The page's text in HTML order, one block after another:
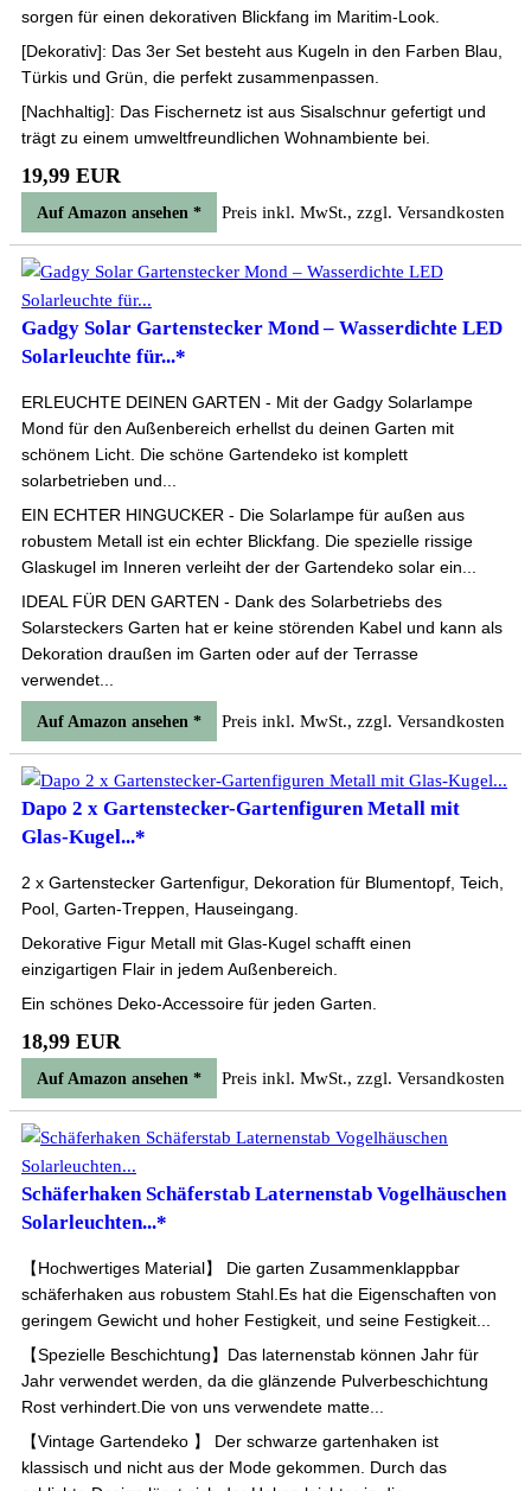
sorgen für einen dekorativen Blickfang im Maritim-Look.
[Dekorativ]: Das 3er Set besteht aus Kugeln in den Farben Blau,
Türkis und Grün, die perfekt zusammenpassen.
[Nachhaltig]: Das Fischernetz ist aus Sisalschnur gefertigt und
trägt zu einem umweltfreundlichen Wohnambiente bei.
19,99 EUR
Auf Amazon ansehen * Preis inkl. MwSt., zzgl. Versandkosten
Gadgy Solar Gartenstecker Mond – Wasserdichte LED
Solarleuchte für...*
ERLEUCHTE DEINEN GARTEN - Mit der Gadgy Solarlampe
Mond für den Außenbereich erhellst du deinen Garten mit
schönem Licht. Die schöne Gartendeko ist komplett
solarbetrieben und...
EIN ECHTER HINGUCKER - Die Solarlampe für außen aus
robustem Metall ist ein echter Blickfang. Die spezielle rissige
Glaskugel im Inneren verleiht der der Gartendeko solar ein...
IDEAL FÜR DEN GARTEN - Dank des Solarbetriebs des
Solarsteckers Garten hat er keine störenden Kabel und kann als
Dekoration draußen im Garten oder auf der Terrasse
verwendet...
Auf Amazon ansehen * Preis inkl. MwSt., zzgl. Versandkosten
Dapo 2 x Gartenstecker-Gartenfiguren Metall mit
Glas-Kugel...*
2 x Gartenstecker Gartenfigur, Dekoration für Blumentopf, Teich,
Pool, Garten-Treppen, Hauseingang.
Dekorative Figur Metall mit Glas-Kugel schafft einen
einzigartigen Flair in jedem Außenbereich.
Ein schönes Deko-Accessoire für jeden Garten.
18,99 EUR
Auf Amazon ansehen * Preis inkl. MwSt., zzgl. Versandkosten
Schäferhaken Schäferstab Laternenstab Vogelhäuschen
Solarleuchten...*
【Hochwertiges Material】 Die garten Zusammenklappbar
schäferhaken aus robustem Stahl.Es hat die Eigenschaften von
geringem Gewicht und hoher Festigkeit, und seine Festigkeit...
【Spezielle Beschichtung】Das laternenstab können Jahr für
Jahr verwendet werden, da die glänzende Pulverbeschichtung
Rost verhindert.Die von uns verwendete matte...
【Vintage Gartendeko 】 Der schwarze gartenhaken ist
klassisch und nicht aus der Mode gekommen. Durch das